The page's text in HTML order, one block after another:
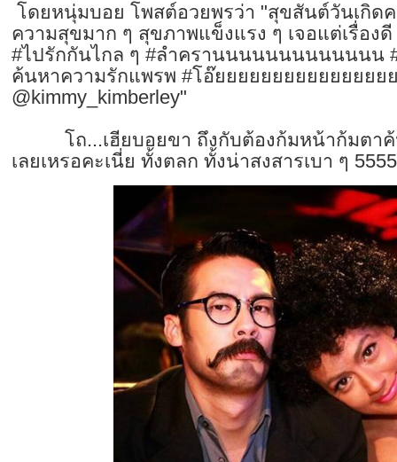
โดยหนุ่มบอย โพสต์อวยพรว่า "สุขสันต์วันเกิด
ความสุขมาก ๆ สุขภาพแข็งแรง ๆ เจอแต่เรื่อง
#ไปรักกันไกล ๆ #ลำครานนนนนนนนนนนนน
ค้นหาความรักแพรพ #โอ๊ยยยยยยยยยยยยยยย
@kimmy_kimberley"
โถ...เฮียบอยขา ถึงกับต้องก้มหน้าก้มตาค้
เลยเหรอคะเนี่ย ทั้งตลก ทั้งน่าสงสารเบา ๆ